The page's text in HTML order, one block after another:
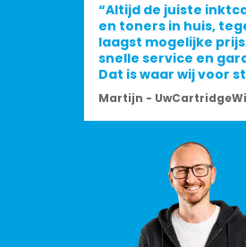
“Altijd de juiste
en toners in huis,
laagst mogelijke
snelle service en
Dat is waar wij voor
Martijn -